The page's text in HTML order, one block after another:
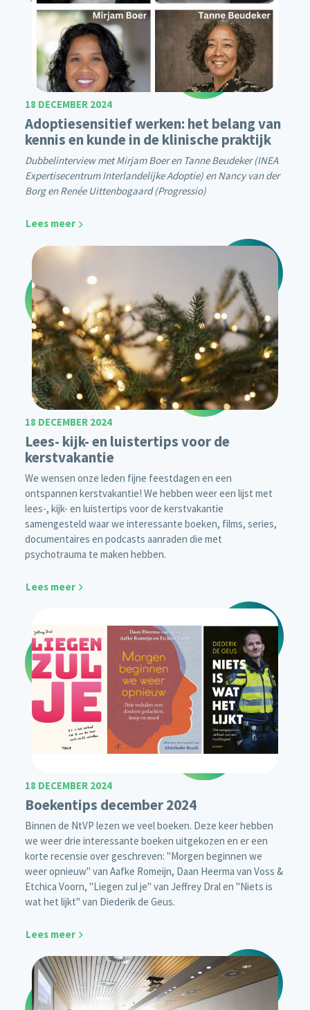
18 DECEMBER 2024
Adoptiesensitief werken: het belang van
kennis en kunde in de klinische praktijk
Dubbelinterview met Mirjam Boer en Tanne Beudeker (INEA
Expertisecentrum Interlandelijke Adoptie) en Nancy van der
Borg en Renée Uittenbogaard (Progressio)
Lees meer
18 DECEMBER 2024
Lees- kijk- en luistertips voor de
kerstvakantie
We wensen onze leden fijne feestdagen en een
ontspannen kerstvakantie! We hebben weer een lijst met
lees-, kijk- en luistertips voor de kerstvakantie
samengesteld waar we interessante boeken, films, series,
documentaires en podcasts aanraden die met
psychotrauma te maken hebben.
Lees meer
18 DECEMBER 2024
Boekentips december 2024
Binnen de NtVP lezen we veel boeken. Deze keer hebben
we weer drie interessante boeken uitgekozen en er een
korte recensie over geschreven: "Morgen beginnen we
weer opnieuw" van Aafke Romeijn, Daan Heerma van Voss &
Etchica Voorn, "Liegen zul je" van Jeffrey Dral en "Niets is
wat het lijkt" van Diederik de Geus.
Lees meer